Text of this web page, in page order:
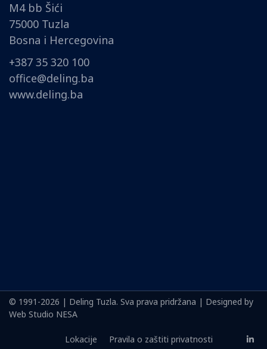
M4 bb Šići
75000 Tuzla
Bosna i Hercegovina
+387 35 320 100
office@deling.ba
www.deling.ba
© 1991-2026 | Deling Tuzla. Sva prava pridržana | Designed by
Web Studio NESA
Lokacije Pravila o zaštiti privatnosti